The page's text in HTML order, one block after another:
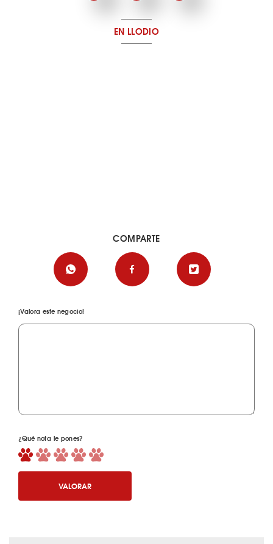
EN LLODIO
¡Valora este negocio!
¿Qué nota le pones?
VALORAR
COMPARTE